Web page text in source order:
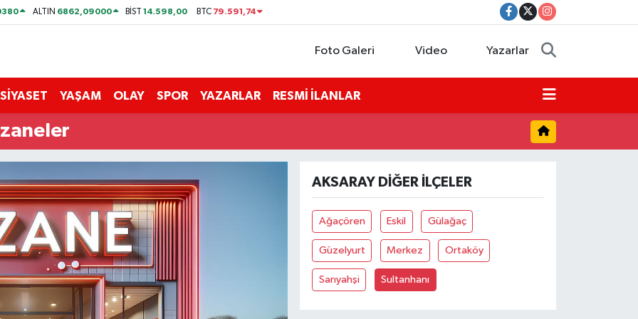
ALTIN 6862,09000 BİST14.598,00 BTC 79.591,74
Foto Galeri Video Yazarlar
SİYASET YAŞAM OLAY SPOR YAZARLAR RESMİ İLANLAR
AKSARAY DIĞER İLÇELER
Ağaçören Eskil Gülağaç
Güzelyurt Merkez Ortaköy
Sarıyahşi Sultanhanı